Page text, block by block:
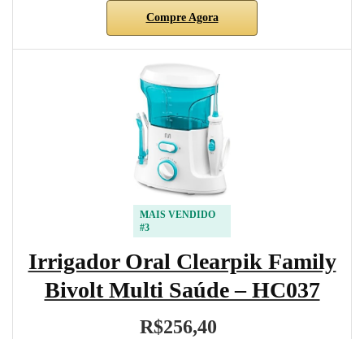
Compre Agora
MAIS VENDIDO
#3
Irrigador Oral Clearpik Family
Bivolt Multi Saúde – HC037
R$256,40